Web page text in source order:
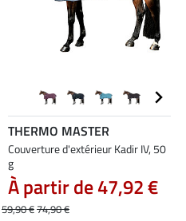
THERMO MASTER
Couverture d'extérieur Kadir IV, 50
g
À partir de 47,92 €
59,90 €74,90 €